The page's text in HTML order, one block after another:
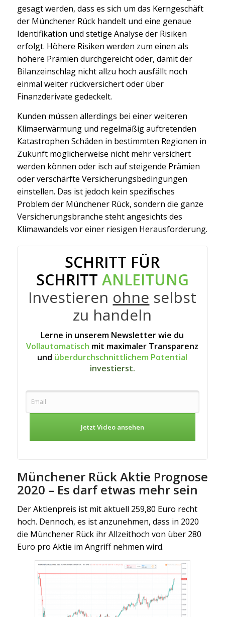
gesagt werden, dass es sich um das Kerngeschäft
der Münchener Rück handelt und eine genaue
Identifikation und stetige Analyse der Risiken
erfolgt. Höhere Risiken werden zum einen als
höhere Prämien durchgereicht oder, damit der
Bilanzeinschlag nicht allzu hoch ausfällt noch
einmal weiter rückversichert oder über
Finanzderivate gedeckelt.
Kunden müssen allerdings bei einer weiteren
Klimaerwärmung und regelmäßig auftretenden
Katastrophen Schäden in bestimmten Regionen in
Zukunft möglicherweise nicht mehr versichert
werden können oder isch auf steigende Prämien
oder verschärfte Versicherungsbedingungen
einstellen. Das ist jedoch kein spezifisches
Problem der Münchener Rück, sondern die ganze
Versicherungsbranche steht angesichts des
Klimawandels vor einer riesigen Herausforderung.
SCHRITT FÜR
SCHRITT ANLEITUNG
Investieren ohne selbst
zu handeln
Lerne in unserem Newsletter wie du
Vollautomatisch mit maximaler Transparenz
und überdurchschnittlichem Potential
investierst.
Jetzt Video ansehen
Münchener Rück Aktie Prognose
2020 – Es darf etwas mehr sein
Der Aktienpreis ist mit aktuell 259,80 Euro recht
hoch. Dennoch, es ist anzunehmen, dass in 2020
die Münchener Rück ihr Allzeithoch von über 280
Euro pro Aktie im Angriff nehmen wird.